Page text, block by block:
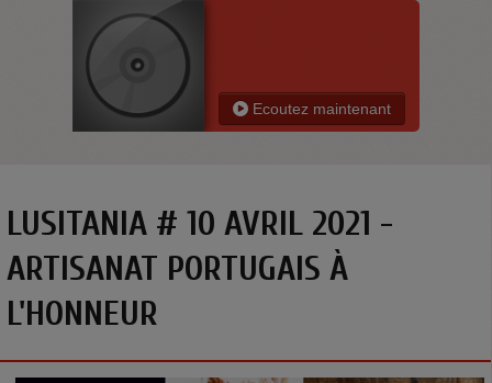
Ecoutez maintenant
LUSITANIA # 10 AVRIL 2021 -
ARTISANAT PORTUGAIS À
L'HONNEUR